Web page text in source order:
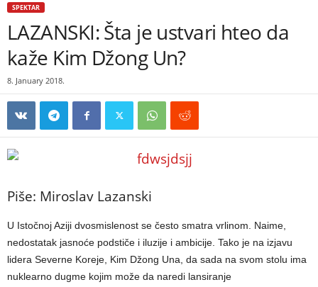
SPEKTAR
LAZANSKI: Šta je ustvari hteo da
kaže Kim Džong Un?
8. January 2018.
Piše: Miroslav Lazanski
U Istočnoj Aziji dvosmislenost se često smatra vrlinom. Naime,
nedostatak jasnoće podstiče i iluzije i ambicije. Tako je na izjavu
lidera Severne Koreje, Kim Džong Una, da sada na svom stolu ima
nuklearno dugme kojim može da naredi lansiranje